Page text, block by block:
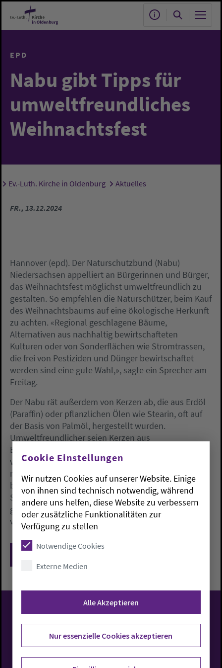
Zum Hauptinhalt springen
EPD
Nabu gibt Tipps für
umweltfreundliches
Weihnachtsfest
Sie sind hier:
Ev.-Luth. Kirche in Oldenburg Aktuelles
FR., 13.12.2024
Hannover (epd). Der Naturschutzbund (Nabu)
Niedersachsen appelliert an Bürgerinnen und Bürger,
das Weihnachtsfest möglichst umweltfreundlich zu
gestalten. So empfehlen die Naturschützer, beim Kauf
des Weihnachtsbaums auf eine ökologische Herkunft
zu achten. «Regional geschlagene Bäume,
Alternativen aus nachhaltig bewirtschafteten
Kulturen oder von Sonderflächen wie Stromtrassen,
die frei von Pestiziden und Dünger bewirtschaftet
werden sind eine gute Wahl,», sagte ein Sprecher am
Freitag.
Der Nabu rät außerdem von Kerzen ab, die aus Erdöl
(Paraffin) oder pflanzlichen Ölen wie Stearin, oft auf
der Basis von Palmöl, hergestellt wurden.
Umweltfreundlicher seien Kerzen aus
Bienenwachs. Auch Palmöl im Gebäck gelte es zu
vermeiden. Der Nabu empfiehlt außerdem
nachhaltige Geschenkverpackungen wie selbst
bemaltes Papier oder wiederverwendbare Dosen.
Statt materieller Geschenke könnten auch
gemeinsame Zeit oder eine Nabu-Mitgliedschaft
verschenkt werden.
Evangelisch-Lutherische
Kirche in Oldenburg
Cookie Einstellungen
Wir nutzen Cookies auf unserer Website. Einige
von ihnen sind technisch notwendig, während
andere uns helfen, diese Website zu verbessern
oder zusätzliche Funktionalitäten zur
Verfügung zu stellen
Notwendige Cookies
Externe Medien
Alle Akzeptieren
Nur essenzielle Cookies akzeptieren